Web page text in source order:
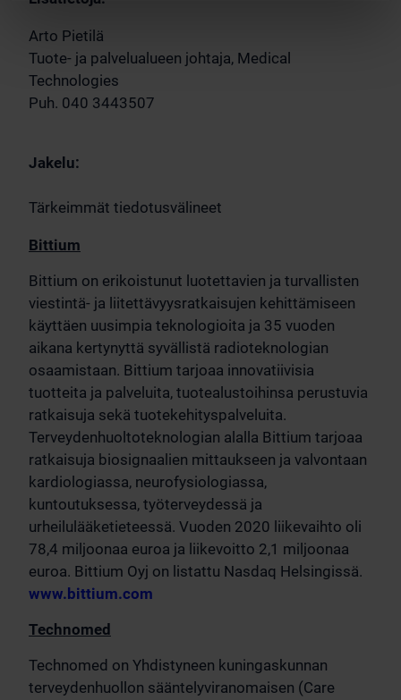
Arto Pietilä
Tuote- ja palvelualueen johtaja, Medical
Technologies
Puh. 040 3443507
Jakelu:
Tärkeimmät tiedotusvälineet
Bittium
Bittium on erikoistunut luotettavien ja turvallisten
viestintä- ja liitettävyysratkaisujen kehittämiseen
käyttäen uusimpia teknologioita ja 35 vuoden
aikana kertynyttä syvällistä radioteknologian
osaamistaan. Bittium tarjoaa innovatiivisia
tuotteita ja palveluita, tuotealustoihinsa perustuvia
ratkaisuja sekä tuotekehityspalveluita.
Terveydenhuoltoteknologian alalla Bittium tarjoaa
ratkaisuja biosignaalien mittaukseen ja valvontaan
kardiologiassa, neurofysiologiassa,
kuntoutuksessa, työterveydessä ja
urheilulääketieteessä. Vuoden 2020 liikevaihto oli
78,4 miljoonaa euroa ja liikevoitto 2,1 miljoonaa
euroa. Bittium Oyj on listattu Nasdaq Helsingissä.
www.bittium.com
Technomed
Technomed on Yhdistyneen kuningaskunnan
terveydenhuollon sääntelyviranomaisen (Care